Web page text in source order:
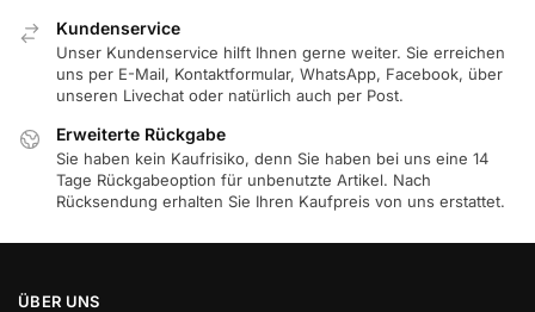
Kundenservice
Unser Kundenservice hilft Ihnen gerne weiter. Sie erreichen
uns per E-Mail, Kontaktformular, WhatsApp, Facebook, über
unseren Livechat oder natürlich auch per Post.
Erweiterte Rückgabe
Sie haben kein Kaufrisiko, denn Sie haben bei uns eine 14
Tage Rückgabeoption für unbenutzte Artikel. Nach
Rücksendung erhalten Sie Ihren Kaufpreis von uns erstattet.
ÜBER UNS